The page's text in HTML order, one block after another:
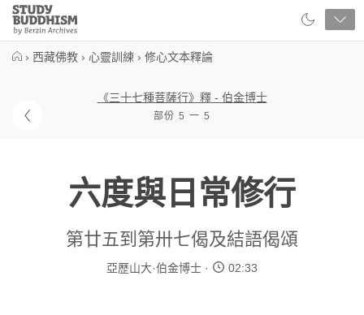
Close
Study
Buddhism
› 西藏佛教 › 心靈訓練 › 修心文本釋論
《三十七種菩薩行》釋 - 伯金博士
部份 5 一 5
六度與日常修行
第廿五到第卅七偈及結語偈頌
亞歷山大·伯金博士 02:33